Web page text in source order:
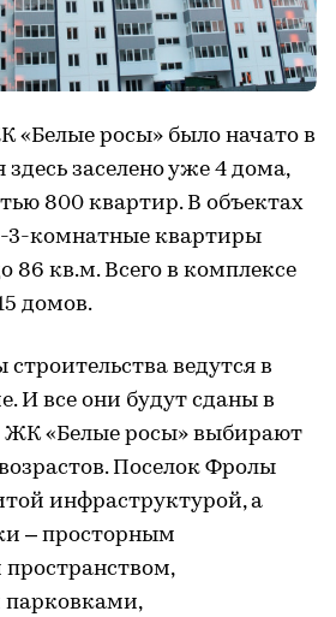
«Белые росы» было начато в
здесь заселено уже 4 дома,
800 квартир. В объектах
3-комнатные квартиры
86 кв.м. Всего в комплексе
домов.
ведутся в
И все они будут сданы в
ЖК «Белые росы» выбирают
Поселок Фролы
инфраструктурой, а
– просторным